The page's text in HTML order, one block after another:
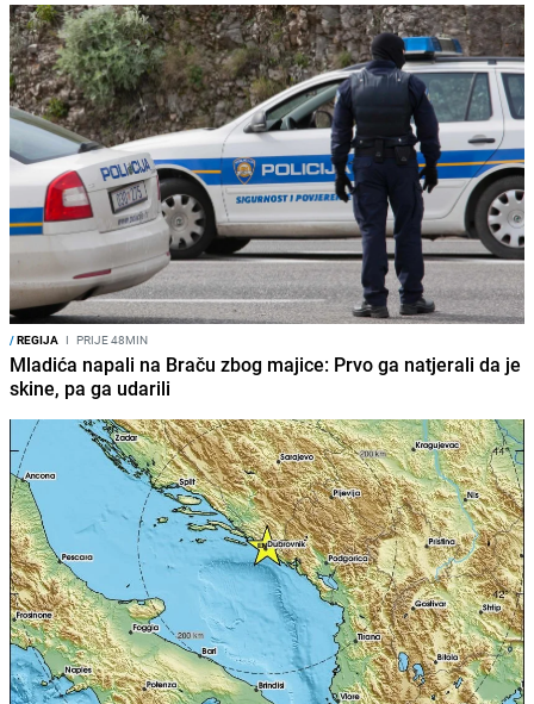
/REGIJA I PRIJE 48MIN
Mladića napali na Braču zbog majice: Prvo ga natjerali da je
skine, pa ga udarili